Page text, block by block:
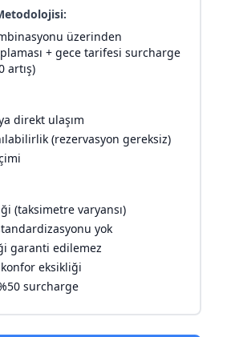
üzerinden
+ gece tarifesi surcharge
artış)
direkt ulaşım
(rezervasyon gereksiz)
(taksimetre varyansı)
yok
garanti edilemez
eksikliği
surcharge